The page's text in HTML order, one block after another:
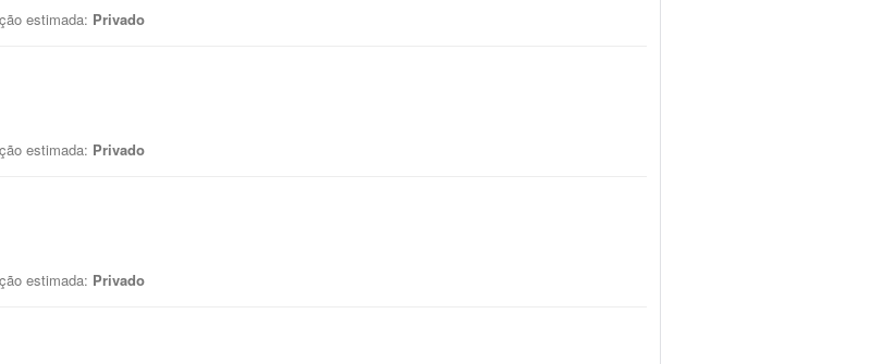
estimada: Privado
estimada: Privado
estimada: Privado